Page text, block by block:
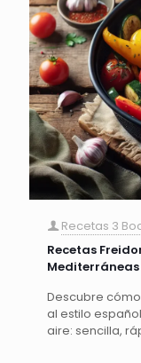
Recetas 3
Recetas
Mediterráneas
Descubre
al estilo
aire: sencilla,